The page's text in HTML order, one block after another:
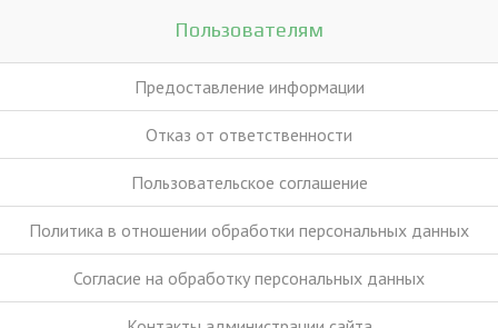
Пользователям
Предоставление информации
Отказ от ответственности
Пользовательское соглашение
Политика в отношении обработки персональных данных
Согласие на обработку персональных данных